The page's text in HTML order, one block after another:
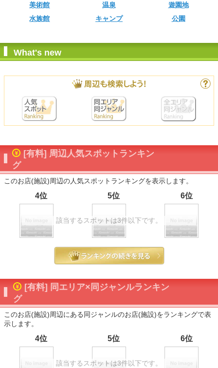
美術館 温泉
遊園地
水族館
キャンプ 公園
What's new
[有料] 周辺人気スポットランキン
グ
このお店(施設)周辺の人気スポットランキングを表示します。
4位 5位 6位
該当するスポットは3件以下です。
[有料] 同エリア×同ジャンルランキン
グ
このお店(施設)周辺にある同ジャンルのお店(施設)をランキングで表
示します。
4位 5位 6位
該当するスポットは3件以下です。